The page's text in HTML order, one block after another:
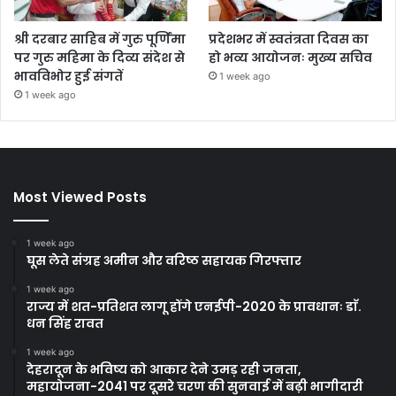
श्री दरबार साहिब में गुरु पूर्णिमा
पर गुरु महिमा के दिव्य संदेश से
भावविभोर हुई संगतें
1 week ago
प्रदेशभर में स्वतंत्रता दिवस का
हो भव्य आयोजनः मुख्य सचिव
1 week ago
Most Viewed Posts
1 week ago
घूस लेते संग्रह अमीन और वरिष्ठ सहायक गिरफ्तार
1 week ago
राज्य में शत-प्रतिशत लागू होंगे एनईपी-2020 के प्रावधानः डाॅ.
धन सिंह रावत
1 week ago
देहरादून के भविष्य को आकार देने उमड़ रही जनता,
महायोजना-2041 पर दूसरे चरण की सुनवाई में बढ़ी भागीदारी